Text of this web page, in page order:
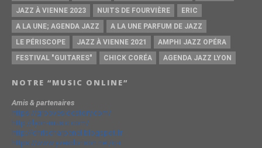
JAZZ À VIENNE 2023
NUITS DE FOURVIÈRE
ERIC
A LA UNE; AGENDA JAZZ
A LA UNE PARFUM DE JAZZ
LE PÉRISCOPE
JAZZ À VIENNE 2021
AMPHI JAZZ OPÉRA
FESTIVAL "GUITARES"
CHICK CORÉA AGENDA JAZZ LYON
NOTRE “MUSIC ONLINE”
Amis & partenaires
https://groovesidestory.com/
http://lyon-music.com/
http://chrischarpenel.blogspot.fr
https://www.yvesdorison.net/q-r